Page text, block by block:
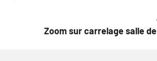
Zoom sur carrelage salle